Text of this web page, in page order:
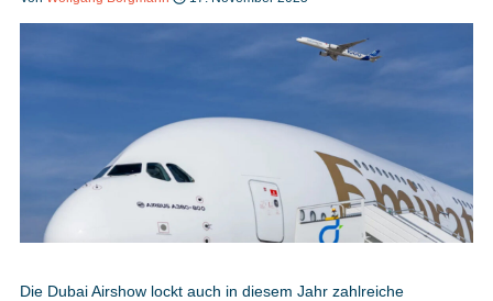
Heft bestellen
Die Dubai Airshow lockt auch in diesem Jahr zahlreiche